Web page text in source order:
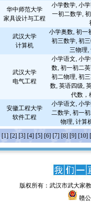
华中师范大学
家具设计与工程
小学数学, 小
一初二数学,
武汉大学
计算机
小学奥数, 初一
初三数学, 初
三物理,
武汉大学
电气工程
小学语文, 小
数, 初一初二
初二物理, 初
数, 英语四级,
代数，
安徽工程大学
软件工程
小学语文, 小
二数学, 初一
物理, 计算
[1] [2] [3] [4] [5] [6] [7] [8] [9] [10]
版权所有：武汉市武大家
赣